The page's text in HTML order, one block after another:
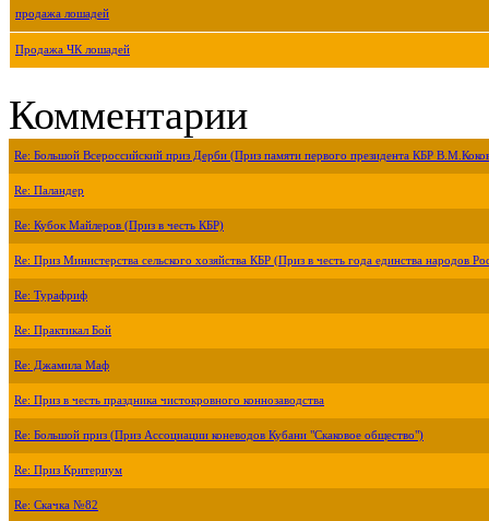
продажа лошадей
Продажа ЧК лошадей
Комментарии
Re: Большой Всероссийский приз Дерби (Приз памяти первого президента КБР
Re: Паландер
Re: Кубок Майлеров (Приз в честь КБР)
Re: Приз Министерства сельского хозяйства КБР (Приз в честь года единства народов
Re: Турафриф
Re: Практикал Бой
Re: Джамила Маф
Re: Приз в честь праздника чистокровного коннозаводства
Re: Большой приз (Приз Ассоциации коневодов Кубани "Скаковое общество")
Re: Приз Критериум
Re: Скачка №82